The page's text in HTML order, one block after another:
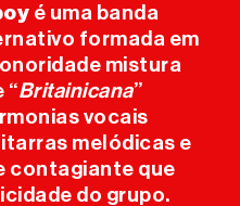
é uma banda
formada em
mistura
“Britainicana”
vocais
melódicas e
contagiante que
do grupo.